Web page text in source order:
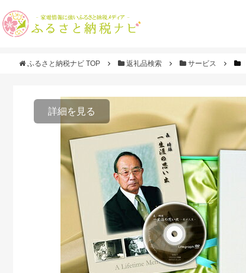
ふるさと納税ナビ TOP 返礼品検索 サービス
詳細を見る